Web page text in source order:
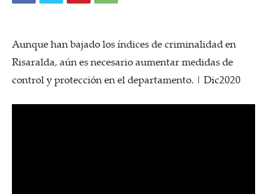
Aunque han bajado los índices de criminalidad en
Risaralda, aún es necesario aumentar medidas de
control y protección en el departamento. | Dic2020